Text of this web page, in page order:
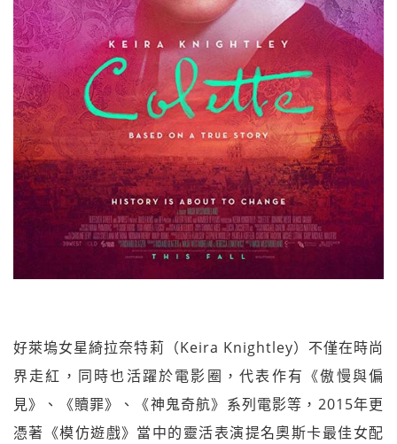
好萊塢女星綺拉奈特莉（Keira Knightley）不僅在時尚
界走紅，同時也活躍於電影圈，代表作有《傲慢與偏
見》、《贖罪》、《神鬼奇航》系列電影等，2015年更
憑著《模仿遊戲》當中的靈活表演提名奧斯卡最佳女配